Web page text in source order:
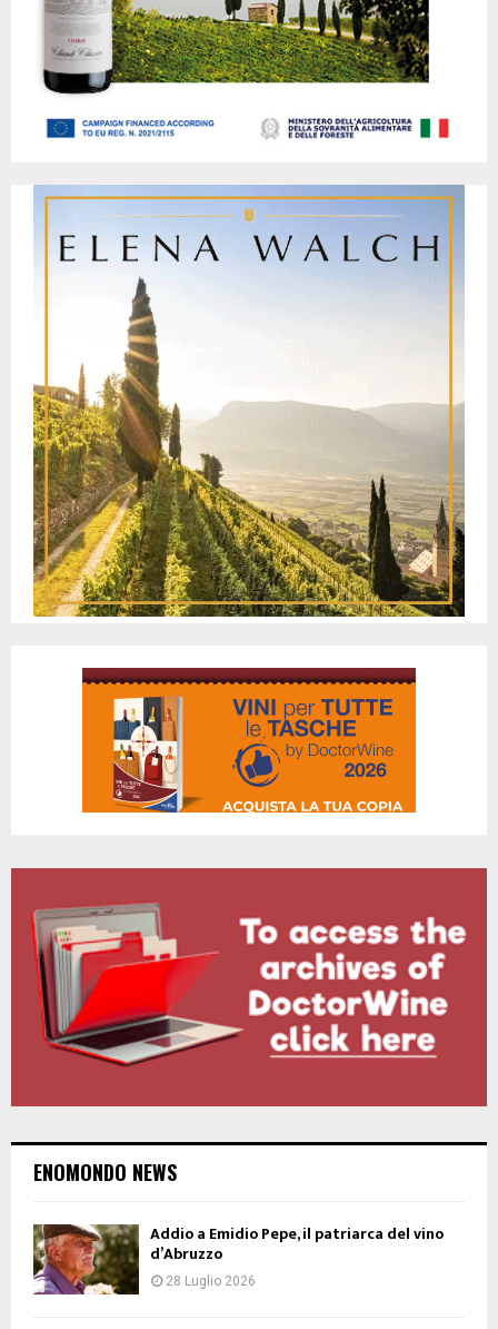
ENOMONDO NEWS
Addio a Emidio Pepe, il patriarca del vino
d’Abruzzo
28 Luglio 2026